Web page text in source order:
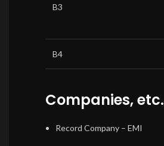
B3
B4
Companies, etc.
Record Company – EMI